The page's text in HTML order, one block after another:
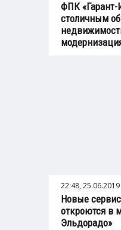
ФПК «Гарант-
столичным
22:48, 25.06.2019
Новые
откроются в
Эльдорадо»